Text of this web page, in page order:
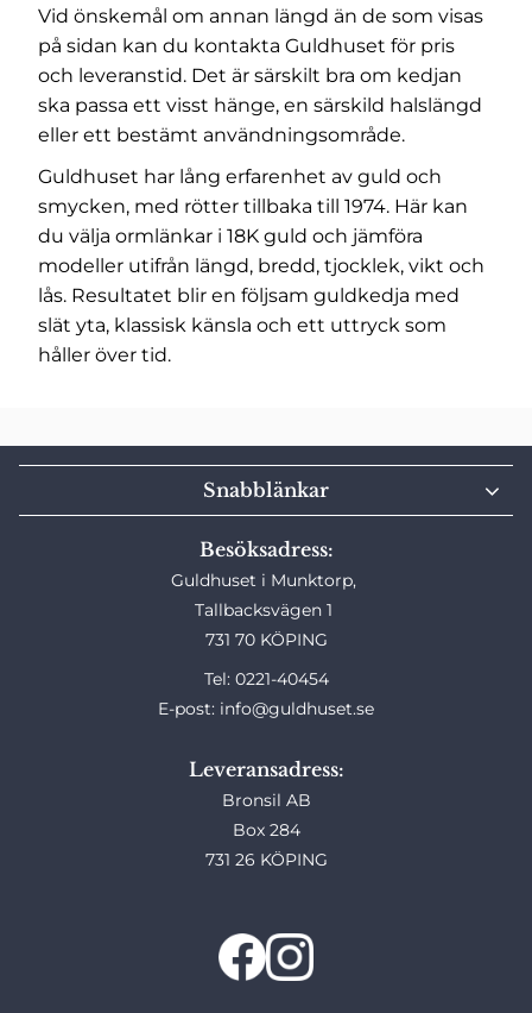
Vid önskemål om annan längd än de som visas
på sidan kan du kontakta Guldhuset för pris
och leveranstid. Det är särskilt bra om kedjan
ska passa ett visst hänge, en särskild halslängd
eller ett bestämt användningsområde.
Guldhuset har lång erfarenhet av guld och
smycken, med rötter tillbaka till 1974. Här kan
du välja ormlänkar i 18K guld och jämföra
modeller utifrån längd, bredd, tjocklek, vikt och
lås. Resultatet blir en följsam guldkedja med
slät yta, klassisk känsla och ett uttryck som
håller över tid.
Besöksadress:
Guldhuset i Munktorp,
Tallbacksvägen 1
731 70 KÖPING
Tel: 0221-40454
E-post: info@guldhuset.se
Leveransadress:
Bronsil AB
Box 284
731 26 KÖPING
Snabblänkar